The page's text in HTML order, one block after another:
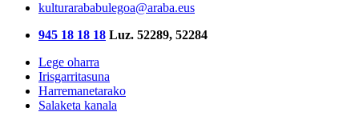
kulturarababulegoa@araba.eus
945 18 18 18 Luz. 52289, 52284
Lege oharra
Irisgarritasuna
Harremanetarako
Salaketa kanala